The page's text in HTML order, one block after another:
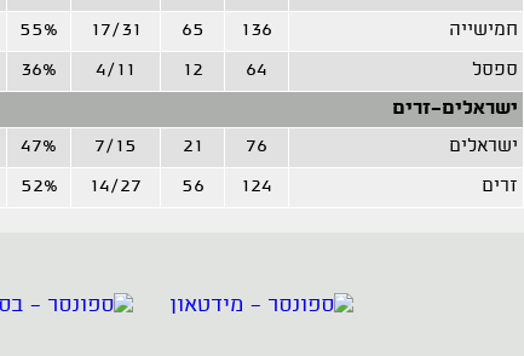
חמישייה
136
65
17/31
55%
ספסל
64
12
4/11
36%
ישראלים-זרים
ישראלים
76
21
7/15
47%
זרים
124
56
14/27
52%